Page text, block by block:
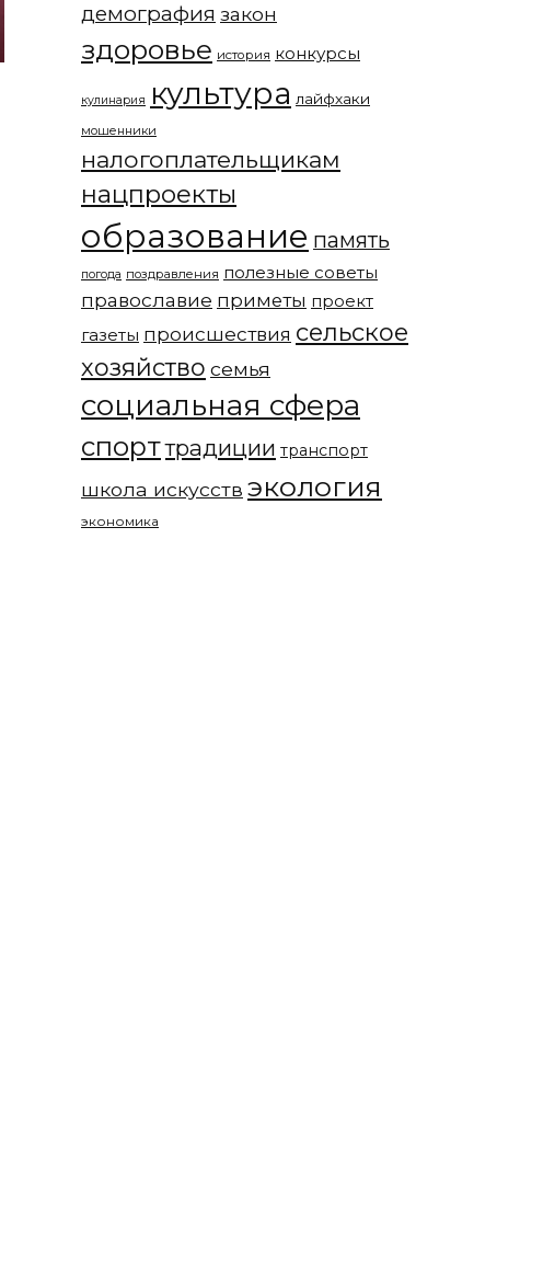
демография закон
здоровье история конкурсы
кулинария культура лайфхаки
мошенники
налогоплательщикам
нацпроекты
образование память
погода поздравления полезные советы
православие приметы проект
газеты происшествия сельское
хозяйство семья
социальная сфера
спорттрадиции транспорт
школа искусств экология
экономика